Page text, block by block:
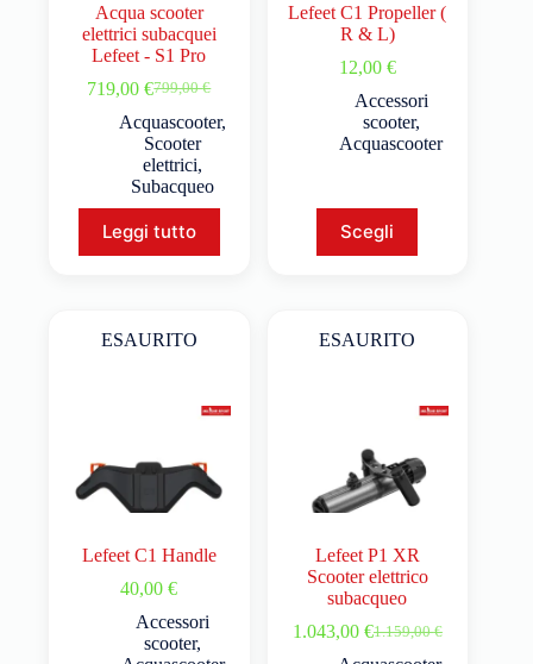
Acqua scooter
elettrici subacquei
Lefeet - S1 Pro
799,00€
719,00€
Acquascooter,
Scooter
elettrici,
Subacqueo
Leggi tutto
Lefeet C1 Propeller (
R & L)
12,00 €
Accessori
scooter,
Acquascooter
Scegli
ESAURITO
Lefeet C1 Handle
40,00€
Accessori
scooter,
ESAURITO
Lefeet P1 XR
Scooter elettrico
subacqueo
1.159,00€
1.043,00 €